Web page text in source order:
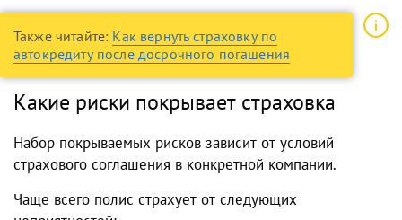
Также читайте: Как вернуть страховку по
автокредиту после досрочного погашения
Какие риски покрывает страховка
Набор покрываемых рисков зависит от условий
страхового соглашения в конкретной компании.
Чаще всего полис страхует от следующих